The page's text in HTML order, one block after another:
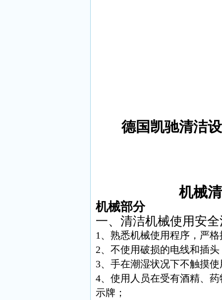
德国凯驰清洁
机械
机械部分
一、清洁机械使用安
1、熟悉机械使用程序，严
2、不使用破损的电线和插
3、手在潮湿状况下不触摸
4、使用人员在受有酒精、
示牌；